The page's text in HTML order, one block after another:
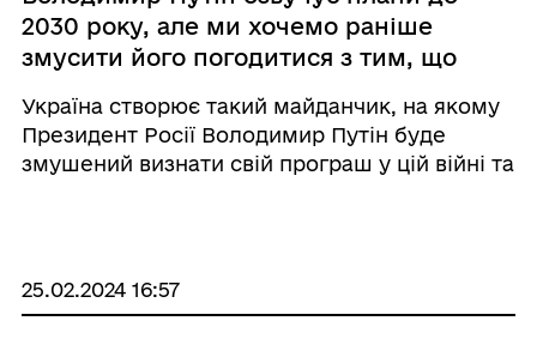
2030 року, але ми хочемо раніше
змусити його погодитися з тим, що
України
Україна створює такий майданчик, на якому
Президент Росії Володимир Путін буде
змушений визнати свій програш у цій війні та
межах форуму &laqu ...
25.02.2024 16:57